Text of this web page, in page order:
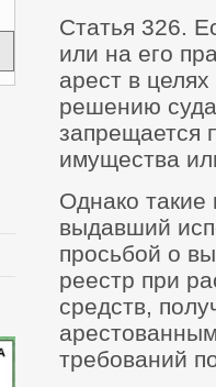
Статья 326.
или на его
арест в
решению
запрещается
имущества
Однако такие
выдавший
просьбой о
реестр при
средств,
требований